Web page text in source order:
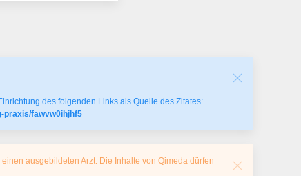
des folgenden Links als Quelle des Zitates:
praxis/fawvw0ihjhf5
ausgebildeten Arzt. Die Inhalte von Qimeda dürfen